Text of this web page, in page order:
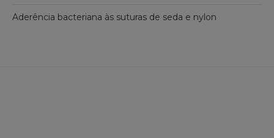
Aderência bacteriana às suturas de seda e nylon